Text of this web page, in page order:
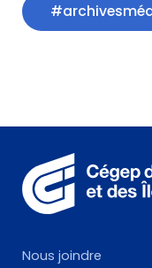
Nous joindre